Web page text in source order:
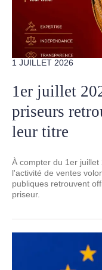
1 JUILLET 2026
1er juillet
priseurs
leur titre
À compter du 1er
l'activité de ventes
publiques retrouvent
priseur.